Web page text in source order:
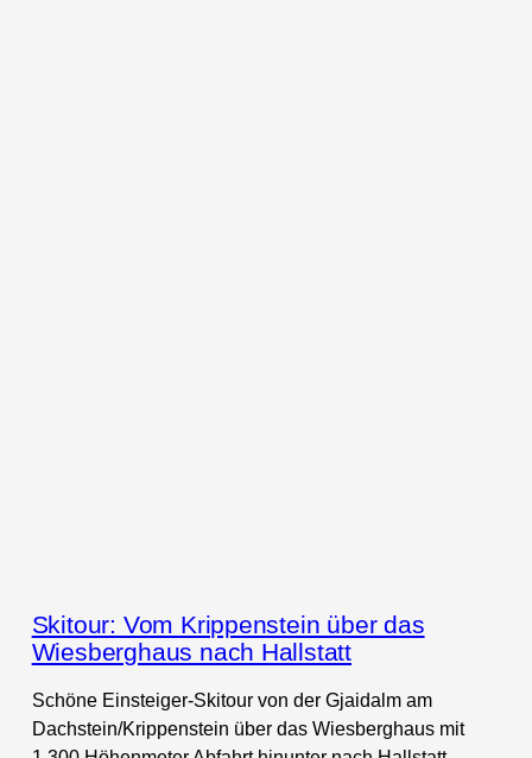
Skitour: Vom Krippenstein über das
Wiesberghaus nach Hallstatt
Schöne Einsteiger-Skitour von der Gjaidalm am
Dachstein/Krippenstein über das Wiesberghaus mit